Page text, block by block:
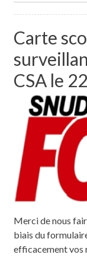
Carte
CSA le
Merci de nous
biais du
efficacement vos